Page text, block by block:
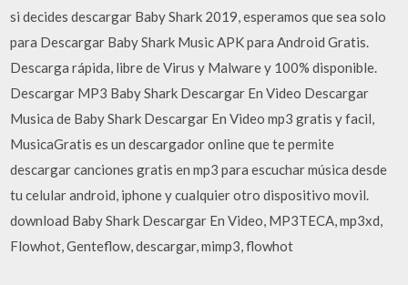
si decides descargar Baby Shark 2019, esperamos que sea solo
para Descargar Baby Shark Music APK para Android Gratis.
Descarga rápida, libre de Virus y Malware y 100% disponible.
Descargar MP3 Baby Shark Descargar En Video Descargar
Musica de Baby Shark Descargar En Video mp3 gratis y facil,
MusicaGratis es un descargador online que te permite
descargar canciones gratis en mp3 para escuchar música desde
tu celular android, iphone y cualquier otro dispositivo movil.
download Baby Shark Descargar En Video, MP3TECA, mp3xd,
Flowhot, Genteflow, descargar, mimp3, flowhot